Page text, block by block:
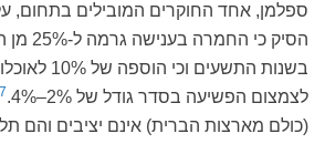
ספלמן, אחד החוקרים המובילים בתחום,
הסיק כי
בשנות התשעים
לצמצום הפשיעה בסדר גודל של 2%–4%.
7
(כולם מארצות הברית) אינם יציבים והם